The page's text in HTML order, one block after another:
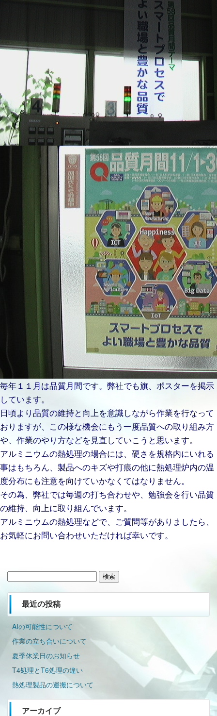
毎年１１月は品質月間です。弊社でも旗、ポスターを掲示
しています。
日頃より品質の維持と向上を意識しながら作業を行なって
おりますが、この様な機会にもう一度品質への取り組み方
や、作業のやり方などを見直していこうと思います。
アルミニウムの熱処理の場合には、硬さを規格内にいれる
事はもちろん、製品へのキズや打痕の他に熱処理炉内の温
度分布にも注意を向けていかなくてはなりません。
その為、弊社では毎週の打ち合わせや、勉強会を行い品質
の維持、向上に取り組んでいます。
アルミニウムの熱処理などで、ご質問等がありましたら、
お気軽にお問い合わせいただければ幸いです。
最近の投稿
AIの可能性について
作業の立ち合いについて
夏季休業日のお知らせ
T4処理とT6処理の違い
熱処理製品の運搬について
アーカイブ